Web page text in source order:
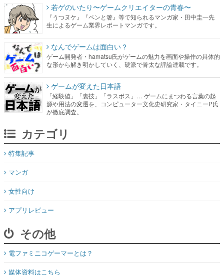
若ゲのいたり〜ゲームクリエイターの青春〜
『うつヌケ』『ペンと箸』等で知られるマンガ家・田中圭一先
生によるゲーム業界レポートマンガです。
なんでゲームは面白い？
ゲーム開発者・hamatsu氏がゲームの魅力を画面や操作の具体的
な形から解き明かしていく、硬派で骨太な評論連載です。
ゲームが変えた日本語
「経験値」「裏技」「ラスボス」… ゲームにまつわる言葉の起
源や用法の変遷を、コンピューター文化史研究家・タイニーP氏
が徹底調査。
カテゴリ
特集記事
マンガ
女性向け
アプリレビュー
その他
電ファミニコゲーマーとは？
媒体資料はこちら